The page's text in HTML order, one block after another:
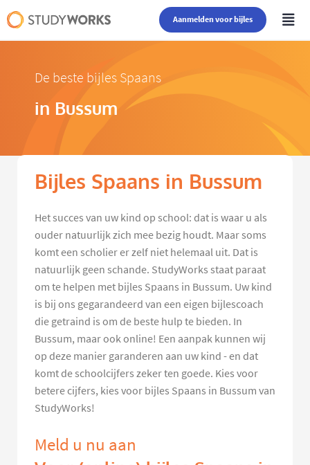
Aanmelden voor bijles
De beste bijles Spaans
in Bussum
Bijles Spaans in Bussum
Het succes van uw kind op school: dat is waar u als
ouder natuurlijk zich mee bezig houdt. Maar soms
komt een scholier er zelf niet helemaal uit. Dat is
natuurlijk geen schande. StudyWorks staat paraat
om te helpen met bijles Spaans in Bussum. Uw kind
is bij ons gegarandeerd van een eigen bijlescoach
die getraind is om de beste hulp te bieden. In
Bussum, maar ook online! Een aanpak kunnen wij
op deze manier garanderen aan uw kind - en dat
komt de schoolcijfers zeker ten goede. Kies voor
betere cijfers, kies voor bijles Spaans in Bussum van
StudyWorks!
Meld u nu aan